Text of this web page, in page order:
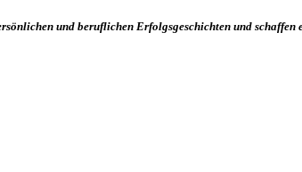
und beruflichen Erfolgsgeschichten und